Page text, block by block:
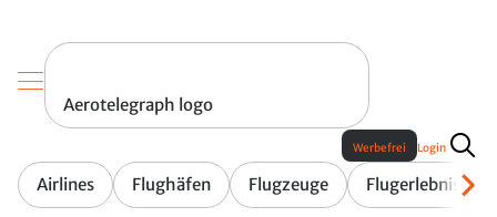
Aerotelegraph logo
Airlines Flughäfen Flugzeuge Flugerlebnis
Werbefrei Login